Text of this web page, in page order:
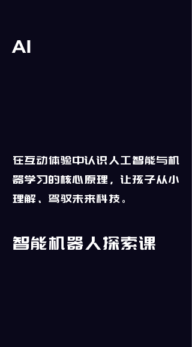
AI
在互动体验中认识人工智能与机
器学习的核心原理，让孩子从小
理解、驾驭未来科技。
智能机器人探索课